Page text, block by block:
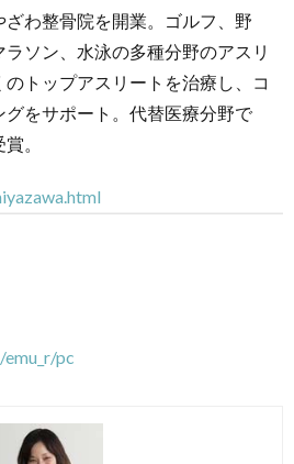
わ整骨院を開業。ゴルフ、野
ソン、水泳の多種分野のアスリ
トップアスリートを治療し、コ
をサポート。代替医療分野で
。
pc